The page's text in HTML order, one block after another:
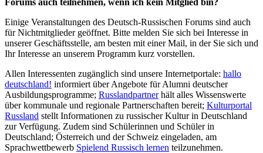
Einige Veranstaltungen des Deutsch-Russischen Forums sind auch
für Nichtmitglieder geöffnet. Bitte melden Sie sich bei Interesse in
unserer Geschäftsstelle, am besten mit einer Mail, in der Sie sich und
Ihr Interesse an unserem Programm kurz vorstellen.
Allen Interessenten zugänglich sind unsere Internetportale: hallo
deutschland! informiert über Angebote für Alumni deutscher
Ausbildungsprogramme; Russlandpartnerhält alles Wissenswerte
über kommunale und regionale Partnerschaften bereit; Kulturportal
Russland stellt Informationen zu russischer Kultur in Deutschland
zur Verfügung. Zudem sind Schülerinnen und Schüler in
Deutschland; Österreich und der Schweiz eingeladen, am
Sprachwettbewerb Spielend Russisch lernen teilzunehmen.